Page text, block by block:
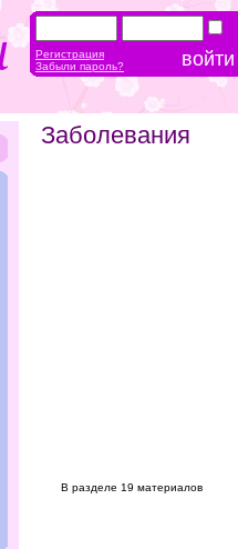
Заболевания
В разделе 19 материалов
Регистрация
Забыли пароль?